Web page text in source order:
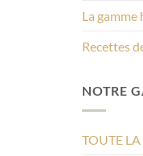
La
Recettes
NOTRE
TOUTE